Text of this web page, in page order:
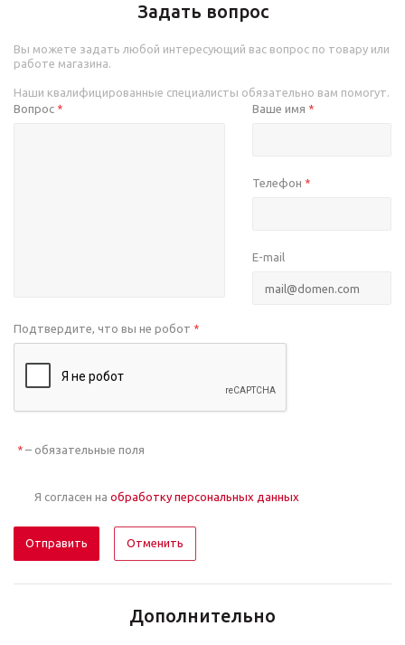
Задать вопрос
Вы можете задать любой интересующий вас вопрос по товару или
работе магазина.
Наши квалифицированные специалисты обязательно вам помогут.
Вопрос * Ваше имя *
Телефон *
E-mail
Подтвердите, что вы не робот *
* – обязательные поля
Я согласен на обработку персональных данных
Отменить
Дополнительно